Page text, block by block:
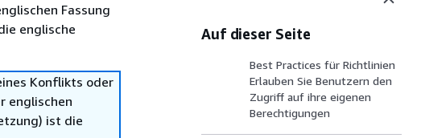
Fassung
englische
Konflikts oder
englischen
ist die
Auf dieser Seite
Best Practices für Richtlinien
Erlauben Sie Benutzern den
Zugriff auf ihre eigenen
Berechtigungen